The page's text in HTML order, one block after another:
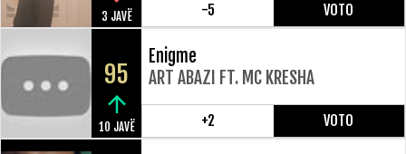
3 JAVË -5 VOTO
95
10 JAVË
Enigme
ART ABAZI FT. MC KRESHA
+2 VOTO